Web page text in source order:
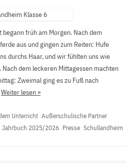
früh am Morgen. Nach dem
aus und gingen zum Reiten: Hufe
durchs Haar, und wir fühlten uns wie
dem leckeren Mittagessen machten
Zweimal ging es zu Fuß nach
Weiter lesen »
Unterricht Außerschulische Partner
Jahrbuch 2025/2026 Presse Schullandheim